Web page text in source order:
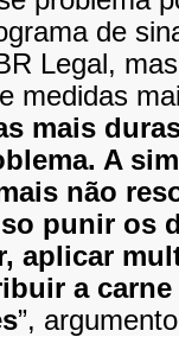
de
Legal,
medidas
mais
A
não
punir os
aplicar
a carne
”,